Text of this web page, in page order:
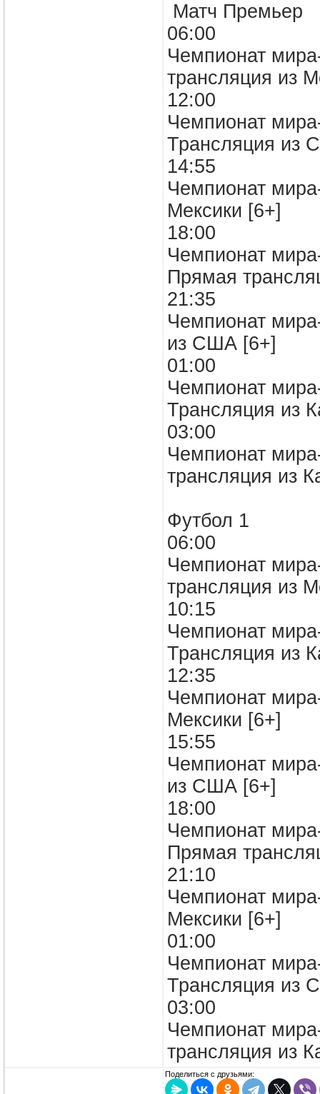
Матч Премьер
06:00
Чемпионат
трансляция из
12:00
Чемпионат
Трансляция из
14:55
Чемпионат
Мексики [6+]
18:00
Чемпионат
Прямая
21:35
Чемпионат
из США [6+]
01:00
Чемпионат
Трансляция из
03:00
Чемпионат
трансляция из
Футбол 1
06:00
Чемпионат
трансляция из
10:15
Чемпионат
Трансляция из
12:35
Чемпионат
Мексики [6+]
15:55
Чемпионат
из США [6+]
18:00
Чемпионат
Прямая
21:10
Чемпионат
Мексики [6+]
01:00
Чемпионат
Трансляция из
03:00
Чемпионат
трансляция из
Поделиться с друзьями: